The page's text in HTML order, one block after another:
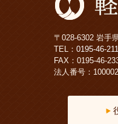
〒028-6302 岩手
TEL： 0195-46-
FAX：0195-46-
法人番号：